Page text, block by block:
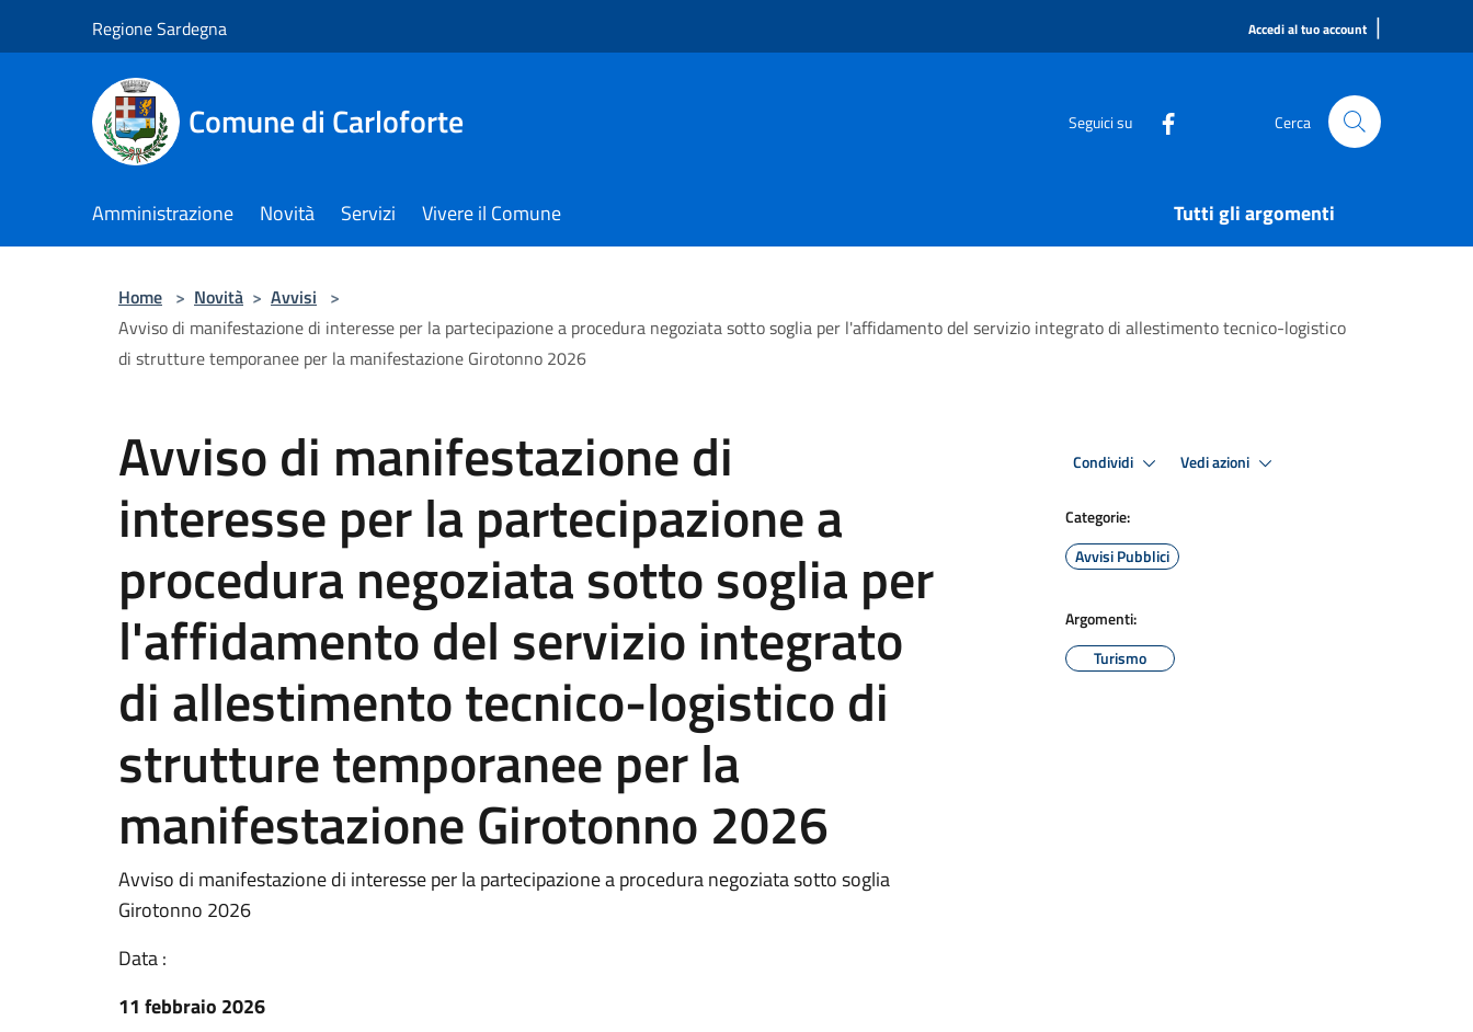
Regione Sardegna Accedi al tuo account |
Comune di Carloforte Seguici su Cerca
Amministrazione Novità Servizi Vivere il Comune Tutti gli argomenti
Home > Novità > Avvisi >
Avviso di manifestazione di interesse per la partecipazione a procedura negoziata sotto soglia per l'affidamento del servizio integrato di allestimento tecnico-logistico
di strutture temporanee per la manifestazione Girotonno 2026
Avviso di manifestazione di
interesse per la partecipazione a
procedura negoziata sotto soglia per
l'affidamento del servizio integrato
di allestimento tecnico-logistico di
strutture temporanee per la
manifestazione Girotonno 2026
Avviso di manifestazione di interesse per la partecipazione a procedura negoziata sotto soglia
Girotonno 2026
Data :
11 febbraio 2026
Condividi Vedi azioni
Categorie:
Avvisi Pubblici
Argomenti:
Turismo